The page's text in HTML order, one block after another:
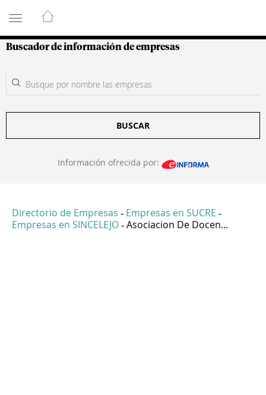
Guía de Empresas Colombianas
Buscador de información de empresas
BUSCAR
Información ofrecida por:
Directorio de Empresas - Empresas en SUCRE -
Empresas en SINCELEJO - Asociacion De Docen...